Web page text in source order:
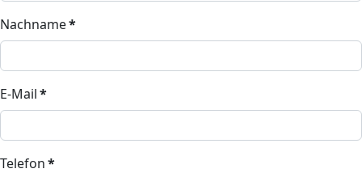
Nachname*
E-Mail*
Telefon*